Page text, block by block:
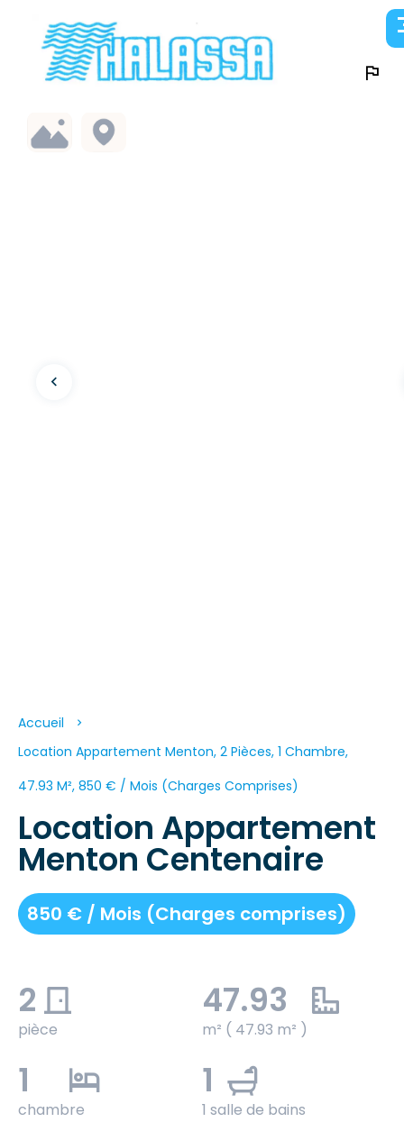
Accueil
Location Appartement Menton, 2 Pièces, 1 Chambre,
47.93 M², 850 € / Mois (Charges Comprises)
Location Appartement
Menton Centenaire
850 € / Mois (Charges comprises)
2
pièce
47.93
m² ( 47.93 m² )
1
chambre
1
1 salle de bains